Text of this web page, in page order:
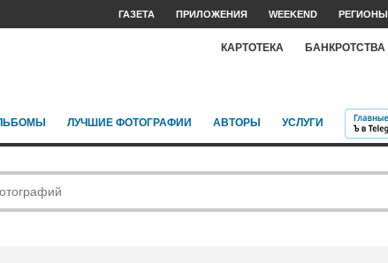
ГАЗЕТА ПРИЛОЖЕНИЯ WEEKEND РЕГИОНЫ
КАРТОТЕКА БАНКРОТСТВА
ЛУЧШИЕ ФОТОГРАФИИ АВТОРЫ УСЛУГИ